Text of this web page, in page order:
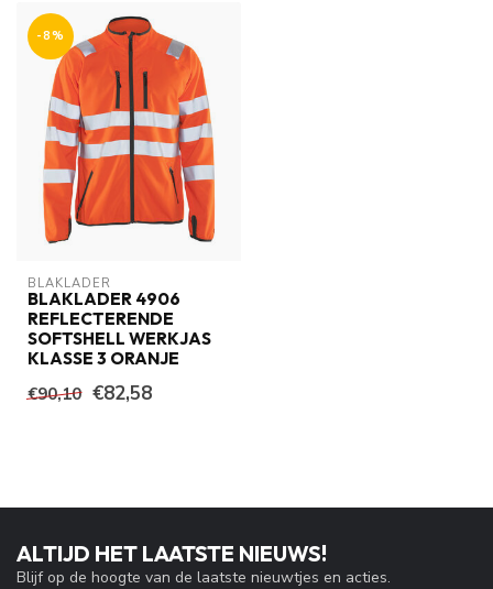
-8%
BLAKLADER
BLAKLADER 4906
REFLECTERENDE
SOFTSHELL WERKJAS
KLASSE 3 ORANJE
€90,10 €82,58
ALTIJD HET LAATSTE NIEUWS!
Blijf op de hoogte van de laatste nieuwtjes en acties.